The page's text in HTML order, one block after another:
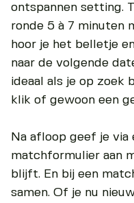
ontspannen setting.
ronde 5 à 7 minuten
hoor je het belletje
naar de volgende
ideaal als je op zoek
klik of gewoon een
Na afloop geef je via
matchformulier aan
blijft. En bij een
samen. Of je nu